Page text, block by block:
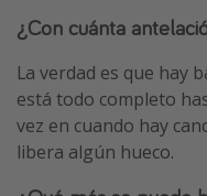
¿Con cuánta
La verdad es que hay
está todo completo
vez en cuando hay
libera algún hueco.